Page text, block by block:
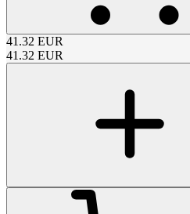
41.32 EUR
41.32 EUR